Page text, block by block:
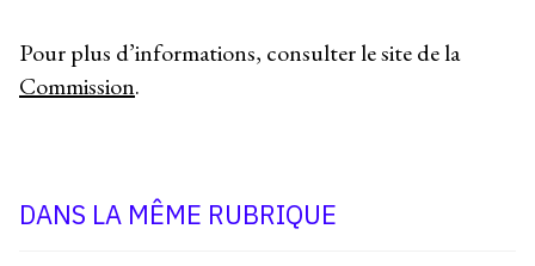
Pour plus d’informations, consulter le site de la
Commission.
DANS LA MÊME RUBRIQUE